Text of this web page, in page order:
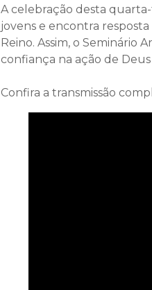
A celebração desta
jovens e encontra
Reino. Assim, o Seminário
confiança na ação de Deus
Confira a transmissão